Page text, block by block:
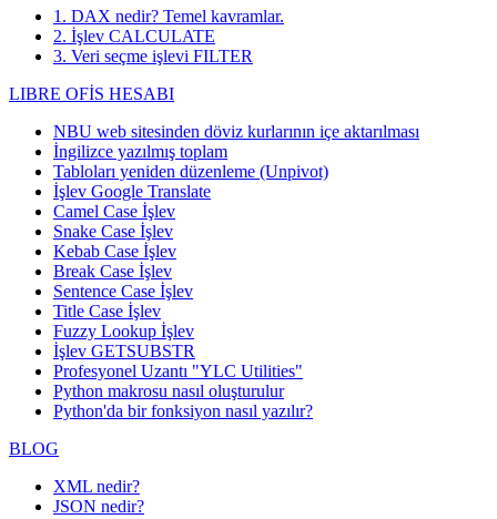
1. DAX nedir? Temel kavramlar.
2. İşlev CALCULATE
3. Veri seçme işlevi FILTER
LIBRE OFİS HESABI
NBU web sitesinden döviz kurlarının içe aktarılması
İngilizce yazılmış toplam
Tabloları yeniden düzenleme (Unpivot)
İşlev Google Translate
Camel Case İşlev
Snake Case İşlev
Kebab Case İşlev
Break Case İşlev
Sentence Case İşlev
Title Case İşlev
Fuzzy Lookup İşlev
İşlev GETSUBSTR
Profesyonel Uzantı "YLC Utilities"
Python makrosu nasıl oluşturulur
Python'da bir fonksiyon nasıl yazılır?
BLOG
XML nedir?
JSON nedir?